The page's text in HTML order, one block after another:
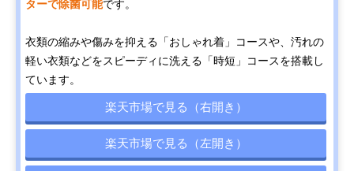
ターで除菌可能です。
衣類の縮みや傷みを抑える「おしゃれ着」コースや、汚れの
軽い衣類などをスピーディに洗える「時短」コースを搭載し
ています。
楽天市場で見る（右開き）
楽天市場で見る（左開き）